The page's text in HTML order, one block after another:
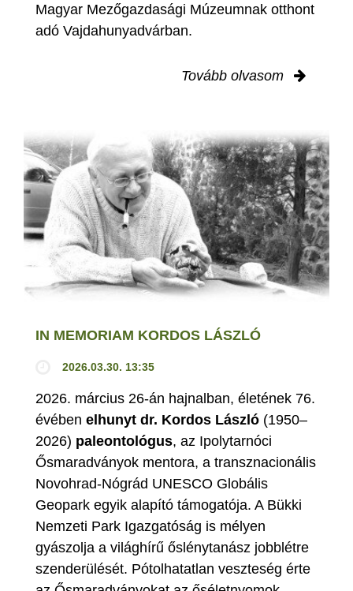
Magyar Mezőgazdasági Múzeumnak otthont
adó Vajdahunyadvárban.
Tovább olvasom
IN MEMORIAM KORDOS LÁSZLÓ
2026.03.30. 13:35
2026. március 26-án hajnalban, életének 76.
évében elhunyt dr. Kordos László (1950–
2026) paleontológus, az Ipolytarnóci
Ősmaradványok mentora, a transznacionális
Novohrad-Nógrád UNESCO Globális
Geopark egyik alapító támogatója. A Bükki
Nemzeti Park Igazgatóság is mélyen
gyászolja a világhírű őslénytanász jobblétre
szenderülését. Pótolhatatlan veszteség érte